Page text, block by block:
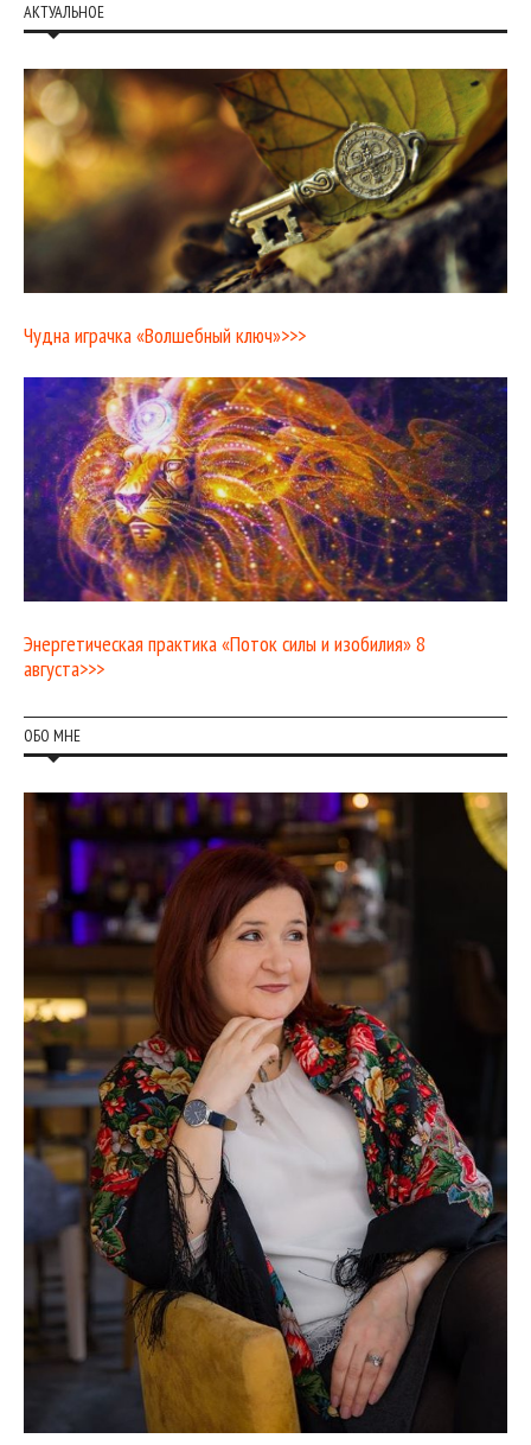
АКТУАЛЬНОЕ
Чудна играчка «Волшебный ключ»>>>
Энергетическая практика «Поток силы и изобилия» 8
августа>>>
ОБО МНЕ